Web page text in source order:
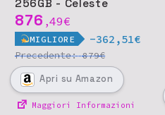
256GB - Celeste
876 ,49€
MIGLIORE -362,51€
Precedente:879€
Apri su Amazon
Maggiori Informazioni